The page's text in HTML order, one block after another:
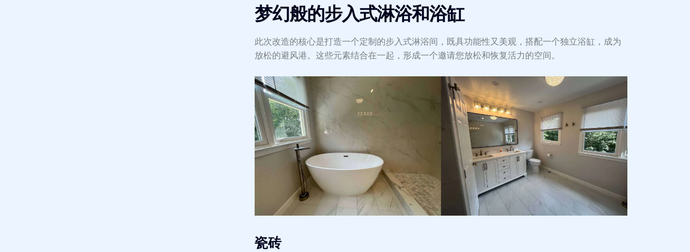
梦幻般的步入式淋浴和浴缸
此次改造的核心是打造一个定制的步入式淋浴间，既具功能性又美观，搭配一个独立浴缸，成为
放松的避风港。这些元素结合在一起，形成一个邀请您放松和恢复活力的空间。
瓷砖